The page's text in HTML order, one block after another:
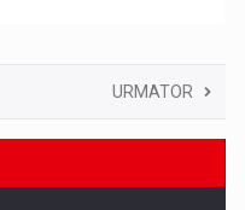
URMATOR